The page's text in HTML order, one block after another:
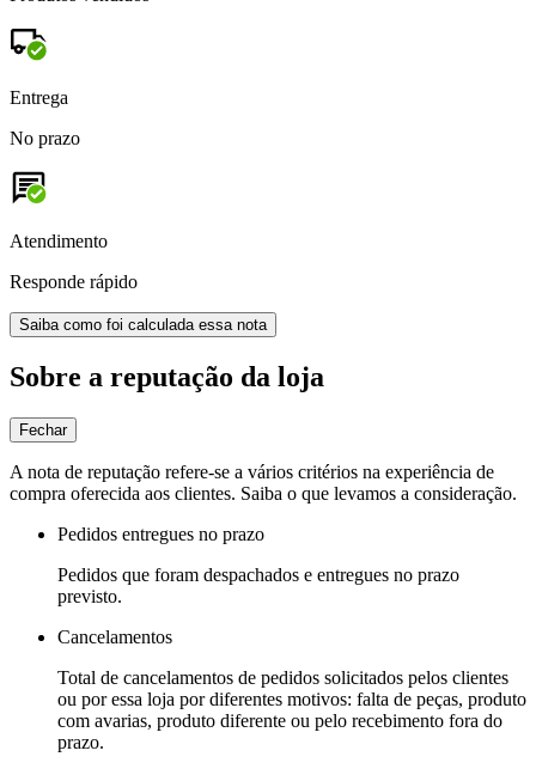
Entrega
No prazo
Atendimento
Responde rápido
Saiba como foi calculada essa nota
Sobre a reputação da loja
Fechar
A nota de reputação refere-se a vários critérios na experiência de
compra oferecida aos clientes. Saiba o que levamos a consideração.
Pedidos entregues no prazo
Pedidos que foram despachados e entregues no prazo
previsto.
Cancelamentos
Total de cancelamentos de pedidos solicitados pelos clientes
ou por essa loja por diferentes motivos: falta de peças, produto
com avarias, produto diferente ou pelo recebimento fora do
prazo.